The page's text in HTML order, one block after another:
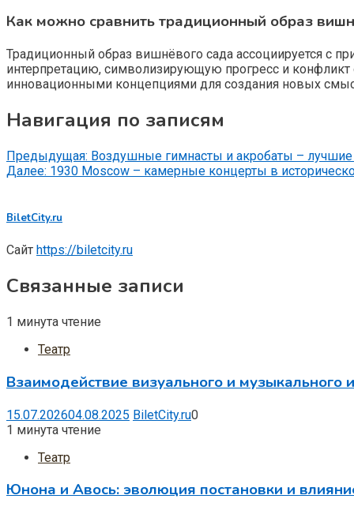
Как можно сравнить традиционный образ
Традиционный образ вишнёвого сада ассоциируется с
интерпретацию, символизирующую прогресс и конфликт
инновационными концепциями для создания новых
Навигация по записям
Предыдущая: Воздушные гимнасты и акробаты –
Далее: 1930 Moscow – камерные концерты в
BiletCity.ru
Сайт https://biletcity.ru
Связанные записи
1 минута чтение
Театр
Взаимодействие визуального и музыкального
15.07.202604.08.2025 BiletCity.ru0
1 минута чтение
Театр
Юнона и Авось: эволюция постановки и